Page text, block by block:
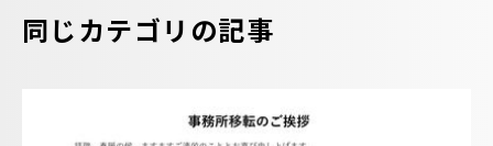
同じカテゴリの記事